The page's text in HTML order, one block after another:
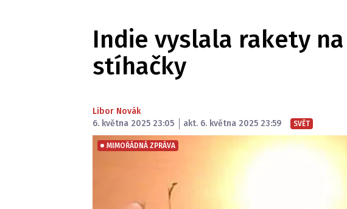
Indie vyslala rakety
stíhačky
Libor Novák
6. května 2025 23:05
akt. 6. května 2025 23:59 SVĚT
MIMOŘÁDNÁ ZPRÁVA